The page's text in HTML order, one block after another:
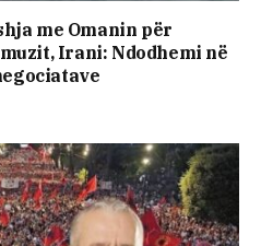
me Omanin për
Irani: Ndodhemi në